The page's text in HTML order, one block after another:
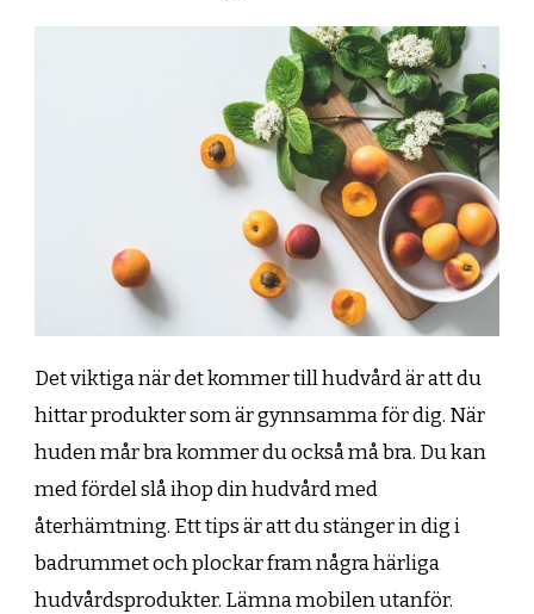
Det viktiga när det kommer till hudvård är att du
hittar produkter som är gynnsamma för dig. När
huden mår bra kommer du också må bra. Du kan
med fördel slå ihop din hudvård med
återhämtning. Ett tips är att du stänger in dig i
badrummet och plockar fram några härliga
hudvårdsprodukter. Lämna mobilen utanför.